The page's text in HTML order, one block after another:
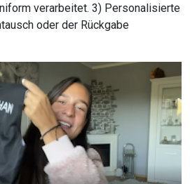
verarbeitet. 3) Personalisierte
oder der Rückgabe